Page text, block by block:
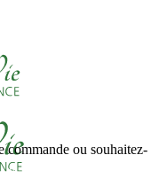
commande ou souhaitez-